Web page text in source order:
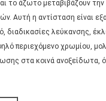
το άζωτο μεταβιβάζουν
Αυτή η αντίσταση είναι
διαδικασίες λεύκανσης,
περιεχόμενο χρωμίου,
στα κοινά ανοξείδωτα,